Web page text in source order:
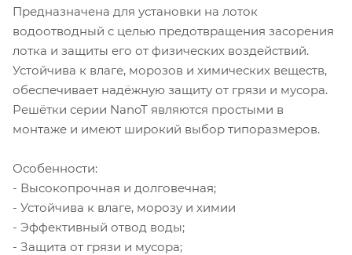
Предназначена для установки на лоток
водоотводный с целью предотвращения засорения
лотка и защиты его от физических воздействий.
Устойчива к влаге, морозов и химических веществ,
обеспечивает надёжную защиту от грязи и мусора.
Решётки серии NanoT являются простыми в
монтаже и имеют широкий выбор типоразмеров.
Особенности:
- Высокопрочная и долговечная;
- Устойчива к влаге, морозу и химии
- Эффективный отвод воды;
- Защита от грязи и мусора;